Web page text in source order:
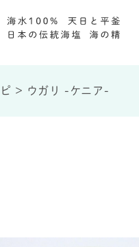
> ウガリ -ケニア-